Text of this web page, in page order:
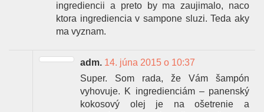
ingrediencii a preto by ma zaujimalo, naco
ktora ingrediencia v sampone sluzi. Teda aky
ma vyznam.
adm. 14. júna 2015 o 10:37
Super. Som rada, že Vám šampón
vyhovuje. K ingredienciám – panenský
kokosový olej je na ošetrenie a